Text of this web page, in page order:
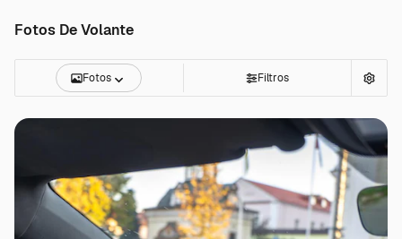
Fotos De Volante
Fotos Filtros